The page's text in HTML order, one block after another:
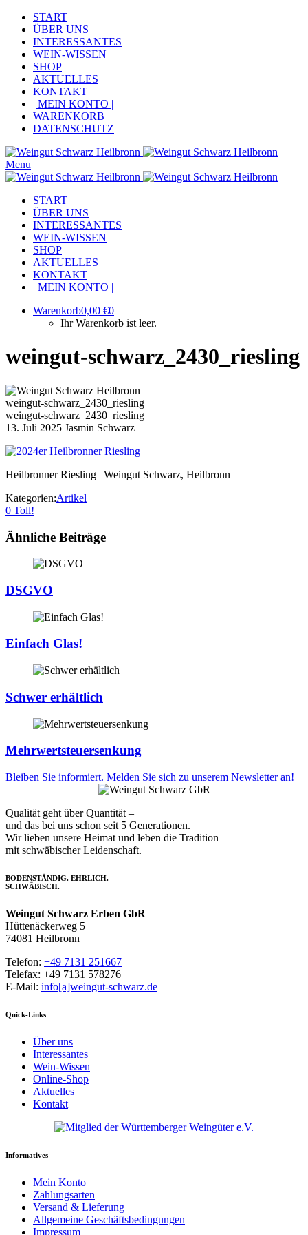
START
ÜBER UNS
INTERESSANTES
WEIN-WISSEN
SHOP
AKTUELLES
KONTAKT
| MEIN KONTO |
WARENKORB
DATENSCHUTZ
Menu
START
ÜBER UNS
INTERESSANTES
WEIN-WISSEN
SHOP
AKTUELLES
KONTAKT
| MEIN KONTO |
Warenkorb0,00 €0
Ihr Warenkorb ist leer.
weingut-schwarz_2430_riesling
weingut-schwarz_2430_riesling
weingut-schwarz_2430_riesling
13. Juli 2025 Jasmin Schwarz
Heilbronner Riesling | Weingut Schwarz, Heilbronn
Kategorien:Artikel
0 Toll!
Ähnliche Beiträge
DSGVO
Einfach Glas!
Schwer erhältlich
Mehrwertsteuersenkung
Bleiben Sie informiert. Melden Sie sich zu unserem Newsletter an!
Qualität geht über Quantität –
und das bei uns schon seit 5 Generationen.
Wir lieben unsere Heimat und leben die Tradition
mit schwäbischer Leidenschaft.
BODENSTÄNDIG. EHRLICH.
SCHWÄBISCH.
Weingut Schwarz Erben GbR
Hüttenäckerweg 5
74081 Heilbronn
Telefon: +49 7131 251667
Telefax: +49 7131 578276
E-Mail: info[a]weingut-schwarz.de
Quick-Links
Über uns
Interessantes
Wein-Wissen
Online-Shop
Aktuelles
Kontakt
Informatives
Mein Konto
Zahlungsarten
Versand & Lieferung
Allgemeine Geschäftsbedingungen
Impressum